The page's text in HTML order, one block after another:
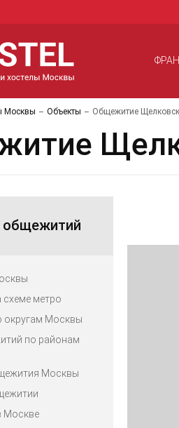
Москвы Объекты Общежитие
общежитий
метро
округам Москвы
по районам
Москвы
Москве